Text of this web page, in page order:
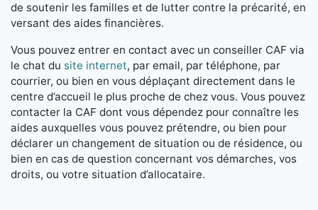
de soutenir les familles et de lutter contre la précarité, en
versant des aides financières.
Vous pouvez entrer en contact avec un conseiller CAF via
le chat du site internet, par email, par téléphone, par
courrier, ou bien en vous déplaçant directement dans le
centre d’accueil le plus proche de chez vous. Vous pouvez
contacter la CAF dont vous dépendez pour connaître les
aides auxquelles vous pouvez prétendre, ou bien pour
déclarer un changement de situation ou de résidence, ou
bien en cas de question concernant vos démarches, vos
droits, ou votre situation d’allocataire.